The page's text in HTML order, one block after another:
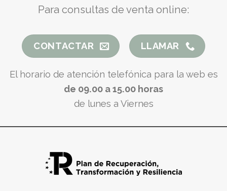
Para consultas de venta online:
CONTACTAR LLAMAR
El horario de atención telefónica para la web es
de 09.00 a 15.00 horas
de lunes a Viernes